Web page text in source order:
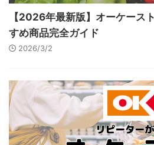
【2026年最新版】オーケース
すめ商品完全ガイド
2026/3/2